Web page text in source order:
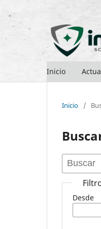
Inicio
Inicio /
Desde